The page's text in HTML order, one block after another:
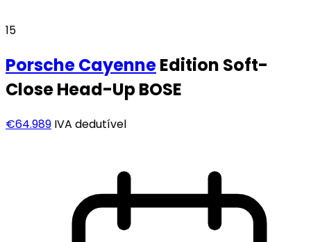
15
PorscheCayenneEdition Soft-
Close Head-Up BOSE
€64.989 IVA dedutível